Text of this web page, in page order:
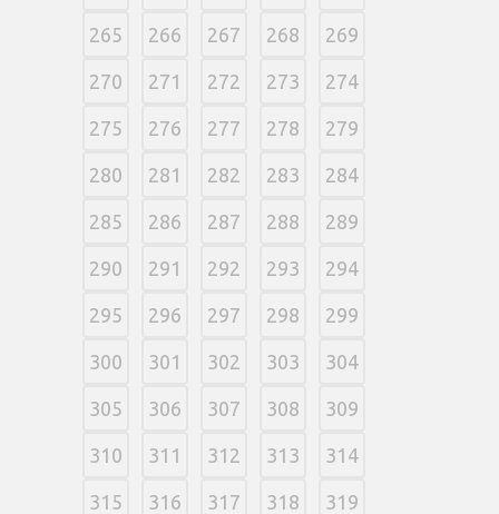
265 266 267 268 269
270 271 272 273 274
275 276 277 278 279
280 281 282 283 284
285 286 287 288 289
290 291 292 293 294
295 296 297 298 299
300 301 302 303 304
305 306 307 308 309
310 311 312 313 314
315 316 317 318 319